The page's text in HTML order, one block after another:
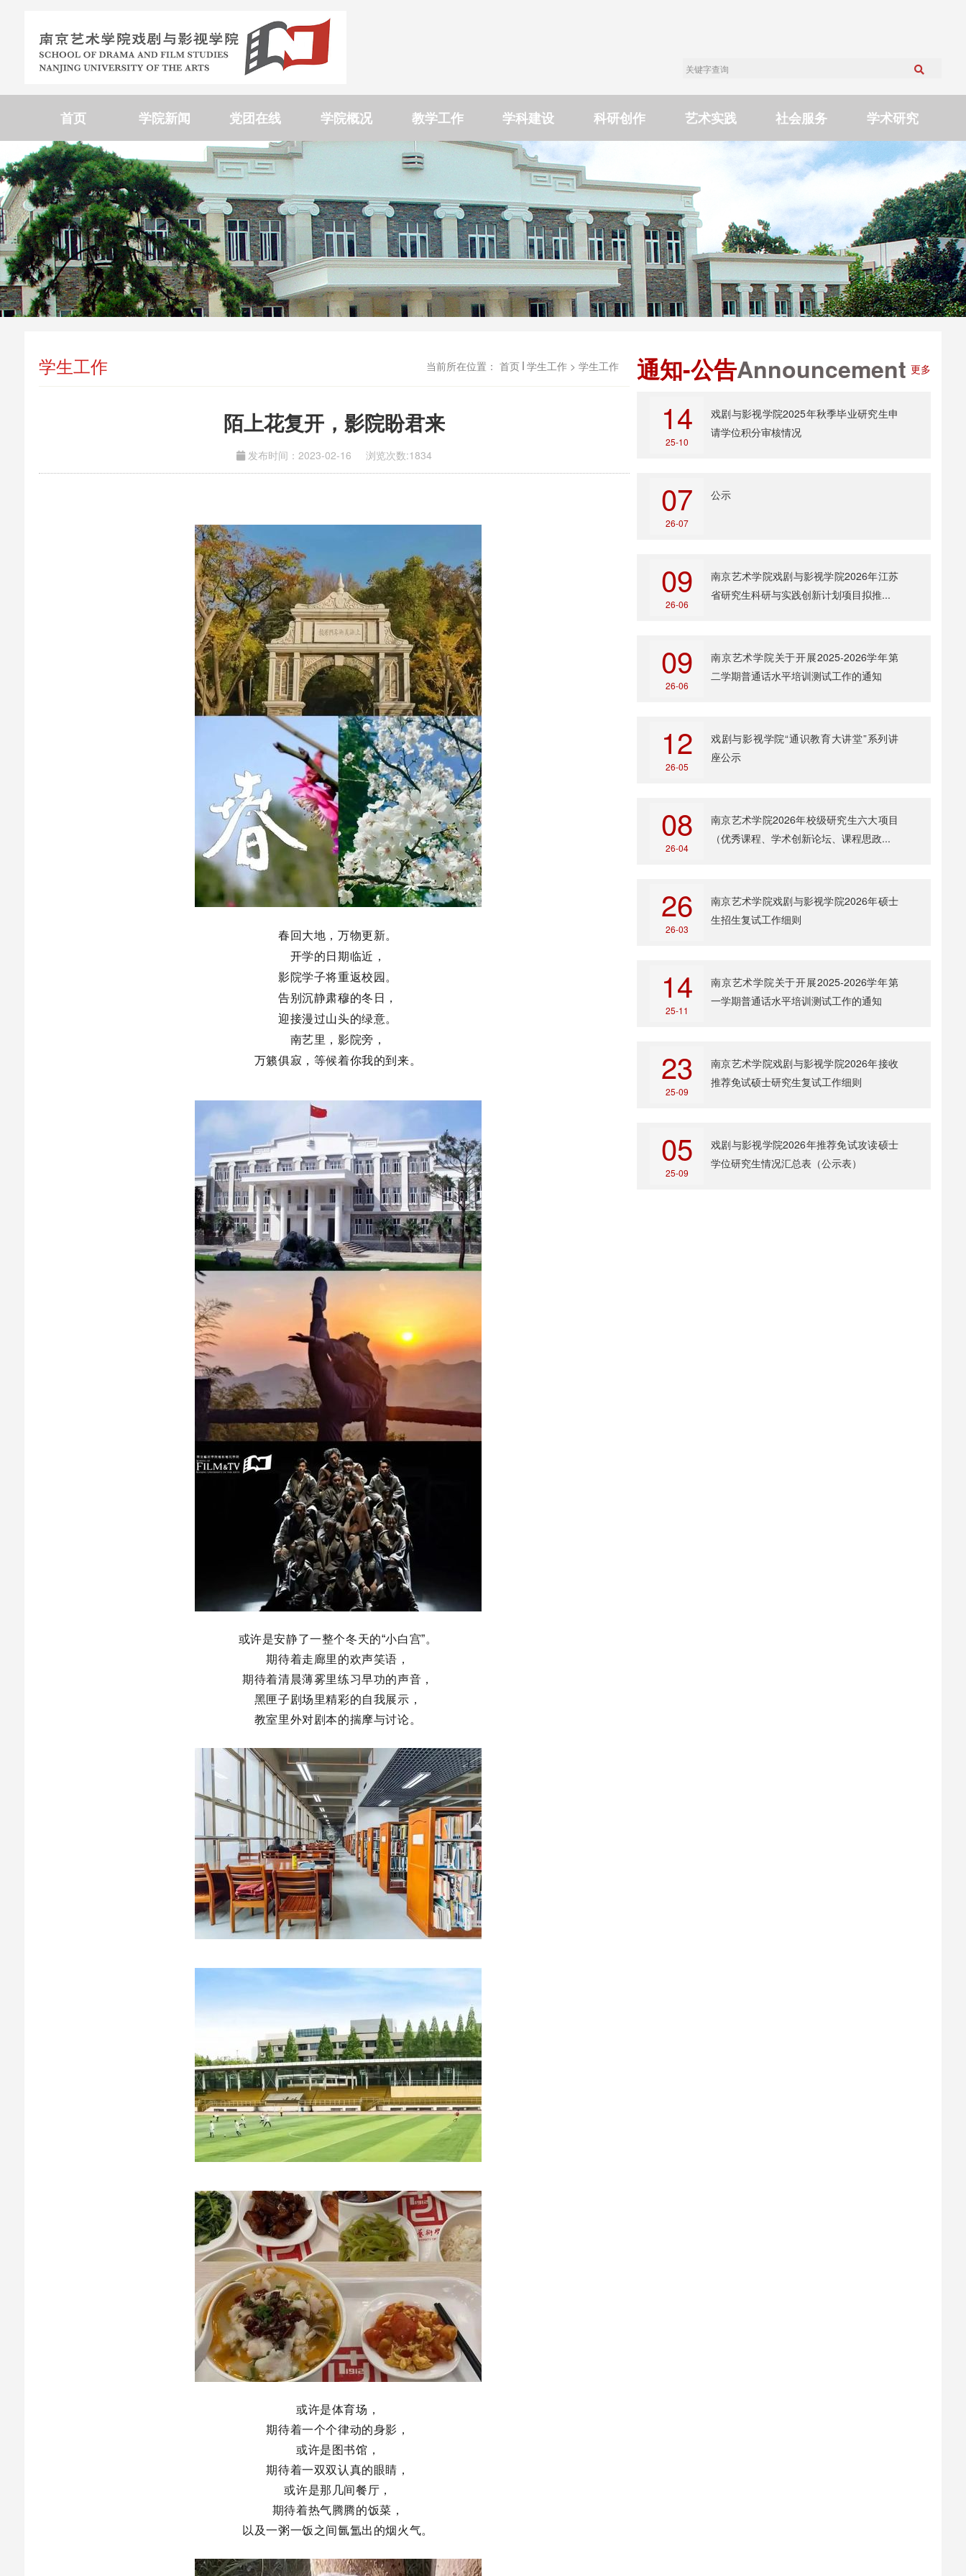
首页 学院新闻 党团在线 学院概况 教学工作 学科建设 科研创作 艺术实践 社会服务 学术研究
学生工作 当前所在位置：首页 学生工作 > 学生工作
陌上花复开，影院盼君来
发布时间：2023-02-16 浏览次数:1834
春回大地，万物更新。
开学的日期临近，
影院学子将重返校园。
告别沉静肃穆的冬日，
迎接漫过山头的绿意。
南艺里，影院旁，
万籁俱寂，等候着你我的到来。
或许是安静了一整个冬天的“小白宫”。
期待着走廊里的欢声笑语，
期待着清晨薄雾里练习早功的声音，
黑匣子剧场里精彩的自我展示，
教室里外对剧本的揣摩与讨论。
或许是体育场，
期待着一个个律动的身影，
或许是图书馆，
期待着一双双认真的眼睛，
或许是那几间餐厅，
期待着热气腾腾的饭菜，
以及一粥一饭之间氤氲出的烟火气。
通知-公告Announcement 更多
14
25-10
戏剧与影视学院2025年秋季毕业研究生申
请学位积分审核情况
07
26-07
公示
09
26-06
南京艺术学院戏剧与影视学院2026年江苏
省研究生科研与实践创新计划项目拟推...
09
26-06
南京艺术学院关于开展2025-2026学年第
二学期普通话水平培训测试工作的通知
12
26-05
戏剧与影视学院“通识教育大讲堂”系列讲
座公示
08
26-04
南京艺术学院2026年校级研究生六大项目
（优秀课程、学术创新论坛、课程思政...
26
26-03
南京艺术学院戏剧与影视学院2026年硕士
生招生复试工作细则
14
25-11
南京艺术学院关于开展2025-2026学年第
一学期普通话水平培训测试工作的通知
23
25-09
南京艺术学院戏剧与影视学院2026年接收
推荐免试硕士研究生复试工作细则
05
25-09
戏剧与影视学院2026年推荐免试攻读硕士
学位研究生情况汇总表（公示表）